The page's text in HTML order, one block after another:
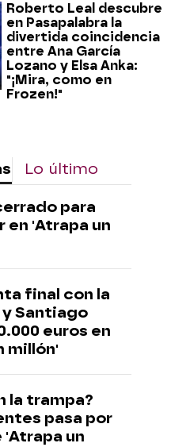
Roberto Leal descubre
en Pasapalabra la
divertida coincidencia
entre Ana García
Lozano y Elsa Anka:
"¡Mira, como en
Frozen!"
Lo último
para
'Atrapa un
final con la
y Santiago
euros en
millón'
la trampa?
pasa por
un